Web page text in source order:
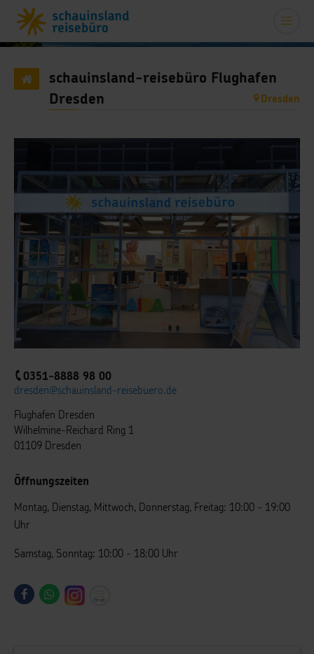
schauinsland-reisebüro Flughafen
Dresden
Dresden
0351-8888 98 00
dresden@schauinsland-reisebuero.de
Flughafen Dresden
Wilhelmine-Reichard Ring 1
01109 Dresden
Öffnungszeiten
Montag, Dienstag, Mittwoch, Donnerstag, Freitag: 10:00 - 19:00
Uhr
Samstag, Sonntag: 10:00 - 18:00 Uhr